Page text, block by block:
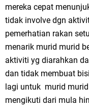
mereka cepat
tidak involve dgn
pemerhatian rakan
menarik murid murid
aktiviti yg diarahkan
dan tidak membuat
lagi untuk murid
mengikuti dari mula